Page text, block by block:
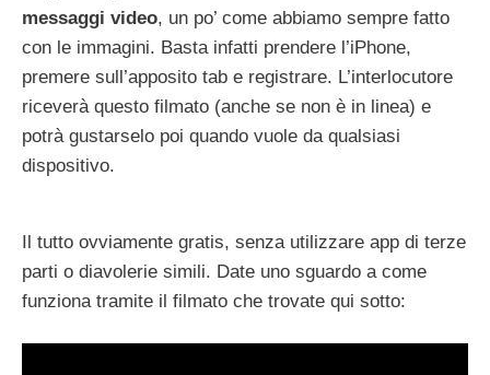
messaggi video, un po’ come abbiamo sempre fatto
con le immagini. Basta infatti prendere l’iPhone,
premere sull’apposito tab e registrare. L’interlocutore
riceverà questo filmato (anche se non è in linea) e
potrà gustarselo poi quando vuole da qualsiasi
dispositivo.
Il tutto ovviamente gratis, senza utilizzare app di terze
parti o diavolerie simili. Date uno sguardo a come
funziona tramite il filmato che trovate qui sotto: